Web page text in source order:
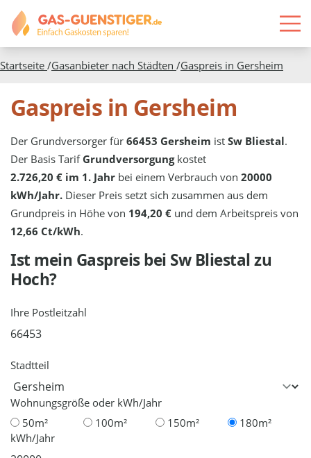
Startseite /Gasanbieter nach Städten /Gaspreis in Gersheim
Gaspreis in Gersheim
Der Grundversorger für66453 Gersheim istSw Bliestal.
Der Basis Tarif Grundversorgungkostet
2.726,20 € im 1. Jahr bei einem Verbrauch von20000
kWh/Jahr. Dieser Preis setzt sich zusammen aus dem
Grundpreis in Höhe von 194,20 € und dem Arbeitspreis von
12,66 Ct/kWh.
Ist mein Gaspreis bei Sw Bliestalzu
Hoch?
Ihre Postleitzahl
Stadtteil
Wohnungsgröße oder kWh/Jahr
50m²
100m² 150m²
180m²
kWh/Jahr